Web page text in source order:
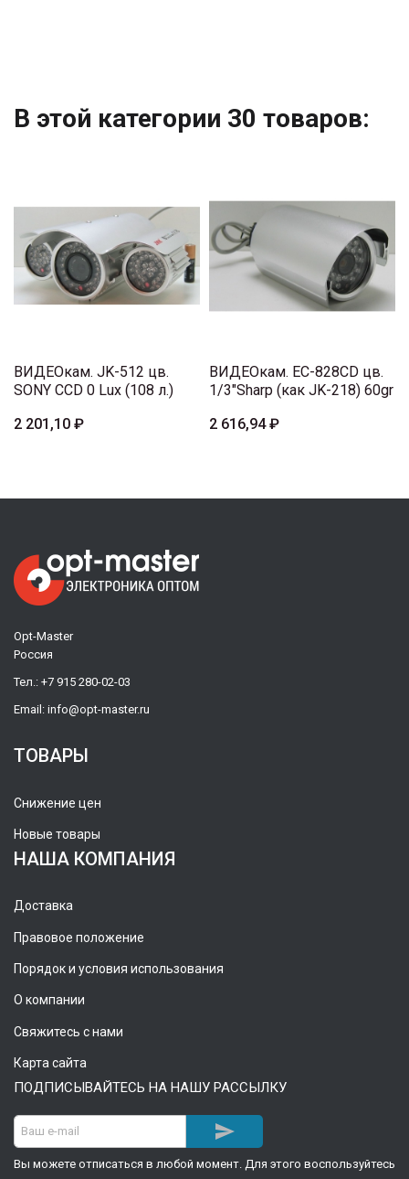
В этой категории 30 товаров:
ВИДЕОкам. JK-512 цв.
SONY CCD 0 Lux (108 л.)
2 201,10 ₽
ВИДЕОкам. EC-828CD цв.
1/3"Sharp (как JK-218) 60gr
2 616,94 ₽
Opt-Master
Россия
Тел.: +7 915 280-02-03
Email: info@opt-master.ru
ТОВАРЫ
Снижение цен
Новые товары
НАША КОМПАНИЯ
Доставка
Правовое положение
Порядок и условия использования
О компании
Свяжитесь с нами
Карта сайта
ПОДПИСЫВАЙТЕСЬ НА НАШУ РАССЫЛКУ

Вы можете отписаться в любой момент. Для этого воспользуйтесь